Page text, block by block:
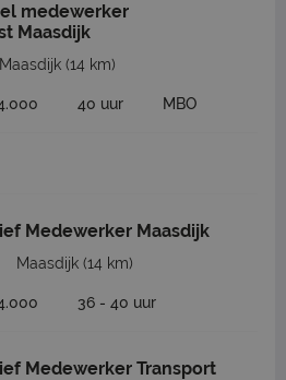
medewerker
Maasdijk
Maasdijk (14 km)
40 uur MBO
Medewerker Maasdijk
Maasdijk (14 km)
36 - 40 uur
Medewerker Transport